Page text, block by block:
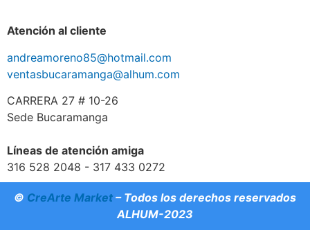
Atención al cliente
andreamoreno85@hotmail.com
ventasbucaramanga@alhum.com
CARRERA 27 # 10-26
Sede Bucaramanga
Líneas de atención amiga
316 528 2048 - 317 433 0272
© CreArte Market – Todos los derechos reservados
ALHUM-2023